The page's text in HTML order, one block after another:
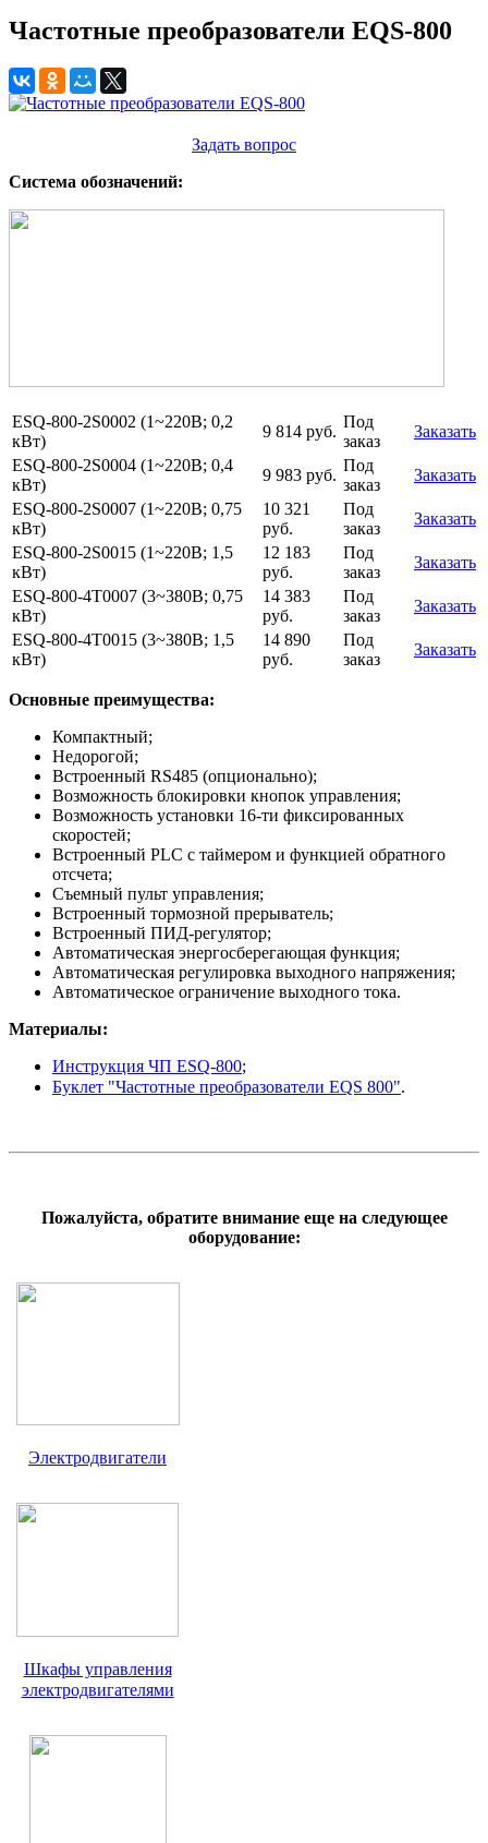
Частотные преобразователи EQS-800
Задать вопрос
Система обозначений:
ESQ-800-2S0002 (1~220В; 0,2
кВт)
9 814 руб.
Под
заказ
Заказать
ESQ-800-2S0004 (1~220В; 0,4
кВт)
9 983 руб.
Под
заказ
Заказать
ESQ-800-2S0007 (1~220В; 0,75
кВт)
10 321
руб.
Под
заказ
Заказать
ESQ-800-2S0015 (1~220В; 1,5
кВт)
12 183
руб.
Под
заказ
Заказать
ESQ-800-4Т0007 (3~380В; 0,75
кВт)
14 383
руб.
Под
заказ
Заказать
ESQ-800-4Т0015 (3~380В; 1,5
кВт)
14 890
руб.
Под
заказ
Заказать
Основные преимущества:
Компактный;
Недорогой;
Встроенный RS485 (опционально);
Возможность блокировки кнопок управления;
Возможность установки 16-ти фиксированных
скоростей;
Встроенный PLC с таймером и функцией обратного
отсчета;
Съемный пульт управления;
Встроенный тормозной прерыватель;
Встроенный ПИД-регулятор;
Автоматическая энергосберегающая функция;
Автоматическая регулировка выходного напряжения;
Автоматическое ограничение выходного тока.
Материалы:
Инструкция ЧП ESQ-800;
Буклет "Частотные преобразователи EQS 800".
Пожалуйста, обратите внимание еще на следующее
оборудование:
Электродвигатели
Шкафы управления
электродвигателями